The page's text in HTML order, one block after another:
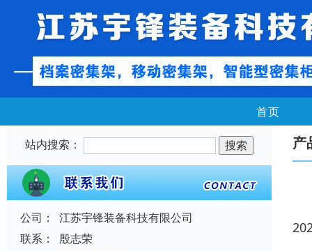
首页
站内搜索：
公司：
江苏宇锋装备科技有限公司
联系：
殷志荣
产